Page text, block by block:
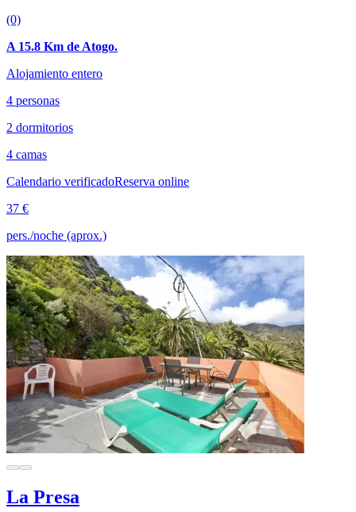
(0)
A 15.8 Km de Atogo.
Alojamiento entero
4 personas
2 dormitorios
4 camas
Calendario verificadoReserva online
37 €
pers./noche (aprox.)
La Presa